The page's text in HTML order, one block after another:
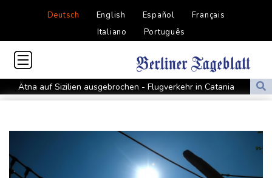
Deutsch English Español
Français
Italiano
Português
Ätna auf Sizilien ausgebrochen - Flugverkehr in Catania
zeitweise eingeschränkt
Explosion mutmaßlich ukrainischer Drohne in Bulgarien löst
diplomatische Verstimmung aus
Selenskyj warnt vor Folgen russischer Angriffe - Vucic für